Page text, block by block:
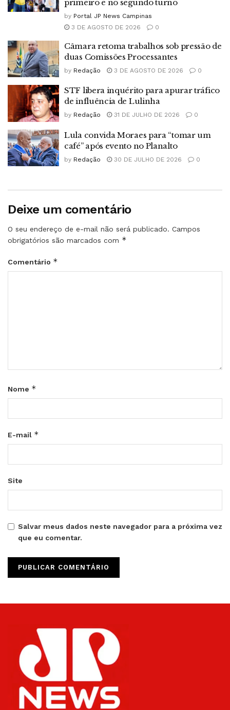
primeiro e no segundo turno
by Portal JP News Campinas
3 DE AGOSTO DE 2026
0
Câmara retoma trabalhos sob pressão de
duas Comissões Processantes
by Redação 3 DE AGOSTO DE 2026 0
STF libera inquérito para apurar tráfico
de influência de Lulinha
by Redação 31 DE JULHO DE 2026 0
Lula convida Moraes para “tomar um
café” após evento no Planalto
by Redação 30 DE JULHO DE 2026 0
Deixe um comentário
O seu endereço de e-mail não será publicado. Campos
obrigatórios são marcados com *
Comentário *
Nome *
E-mail *
Site
Salvar meus dados neste navegador para a próxima vez
que eu comentar.